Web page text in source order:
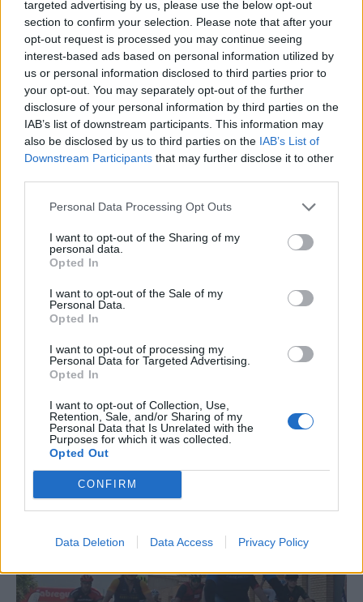
targeted advertising by us, please use the below opt-out
section to confirm your selection. Please note that after your
opt-out request is processed you may continue seeing
interest-based ads based on personal information utilized by
us or personal information disclosed to third parties prior to
your opt-out. You may separately opt-out of the further
disclosure of your personal information by third parties on the
IAB’s list of downstream participants. This information may
also be disclosed by us to third parties on the IAB’s List of
Downstream Participants that may further disclose it to other
Personal Data Processing Opt Outs
I want to opt-out of the Sharing of my
personal data.
Opted In
I want to opt-out of the Sale of my
Personal Data.
Opted In
I want to opt-out of processing my
Personal Data for Targeted Advertising.
Opted In
I want to opt-out of Collection, Use,
Retention, Sale, and/or Sharing of my
Personal Data that Is Unrelated with the
Purposes for which it was collected.
Opted Out
CONFIRM
Data Deletion Data Access Privacy Policy
Els vestits de paper guanyen força
enguany amb més modistes i gairebé
40 peces a concurs
31 de juliol de 2026
“L’eclipsi serà una oportunitat també
per a gaudir de les Festes Majors
d’Amposta”
31 de juliol de 2026
La Cursa de l’Aldea segona d’etiqueta d’or de la
Running Sèries Terres de l’Ebre
09 maig 2026